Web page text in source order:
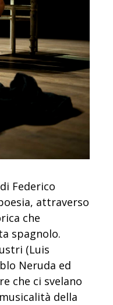
Federico
attraverso
che
spagnolo.
(Luis
Neruda ed
che ci svelano
della